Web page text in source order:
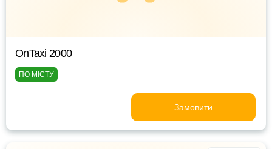
OnTaxi 2000
ПО МІСТУ
Замовити